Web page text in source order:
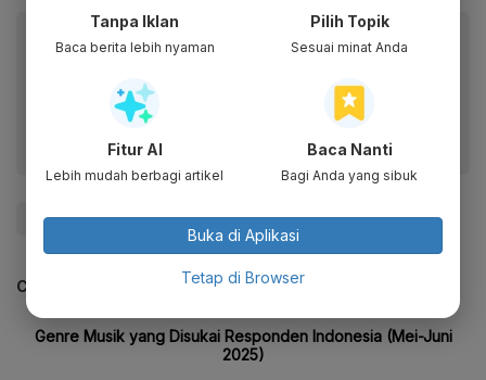
Baca artikel ini lewat aplikasi mobile.
fitur menarik lainnya lewat aplikasi mobile Katadata.
#Zigi
CEK JUGA DATA INI
Tanpa Iklan
Baca berita lebih nyaman
Pilih Topik
Sesuai minat Anda
Fitur AI
Lebih mudah berbagi artikel
Baca Nanti
Bagi Anda yang sibuk
Buka di Aplikasi
Tetap di Browser